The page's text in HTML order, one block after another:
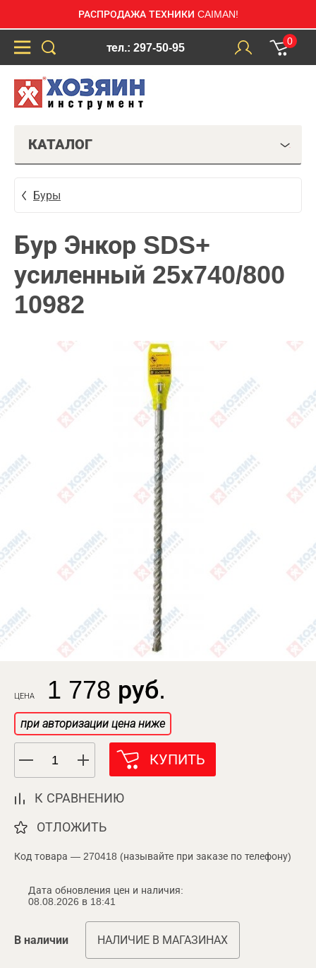
РАСПРОДАЖА ТЕХНИКИ CAIMAN!
тел.: 297-50-95
0
КАТАЛОГ
Буры
Бур Энкор SDS+
усиленный 25х740/800
10982
ЦЕНА 1 778 руб.
при авторизации цена ниже
КУПИТЬ
К СРАВНЕНИЮ
ОТЛОЖИТЬ
Код товара — 270418 (называйте при заказе по телефону)
Дата обновления цен и наличия:
08.08.2026 в 18:41
В наличии НАЛИЧИЕ В МАГАЗИНАХ